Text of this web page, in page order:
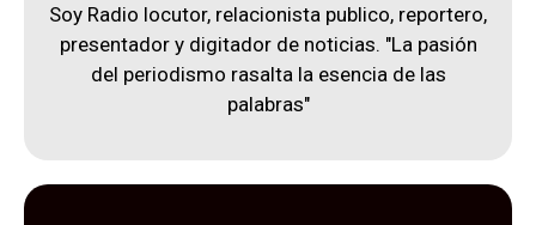
Soy Radio locutor, relacionista publico, reportero,
presentador y digitador de noticias. "La pasión
del periodismo rasalta la esencia de las
palabras"